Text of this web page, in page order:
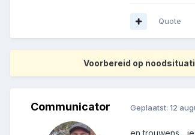
Quote
Voorbereid op
Communicator Geplaatst: 12